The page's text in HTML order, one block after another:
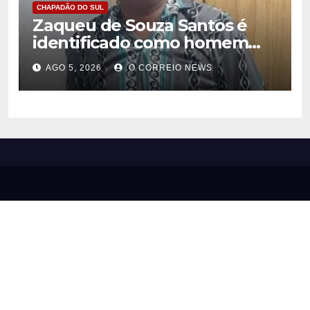
CHAPADÃO DO SUL
Zaqueu de Souza Santos é
identificado como homem
encontrado morto em
Chapadão do Sul
AGO 5, 2026 O CORREIO NEWS